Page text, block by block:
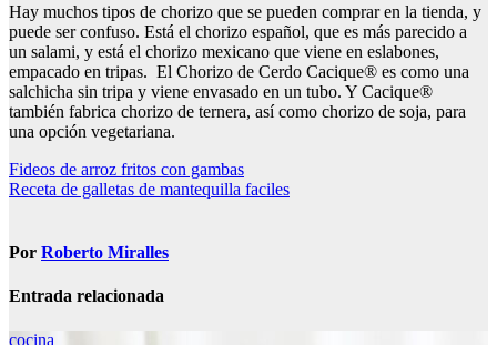
Hay muchos tipos de chorizo que se pueden comprar en la tienda, y
puede ser confuso. Está el chorizo español, que es más parecido a
un salami, y está el chorizo mexicano que viene en eslabones,
empacado en tripas. El Chorizo de Cerdo Cacique® es como una
salchicha sin tripa y viene envasado en un tubo. Y Cacique®
también fabrica chorizo de ternera, así como chorizo de soja, para
una opción vegetariana.
Navegación
de
Fideos de arroz fritos con gambas
Receta de galletas de mantequilla faciles
Por Roberto Miralles
Entrada relacionada
cocina